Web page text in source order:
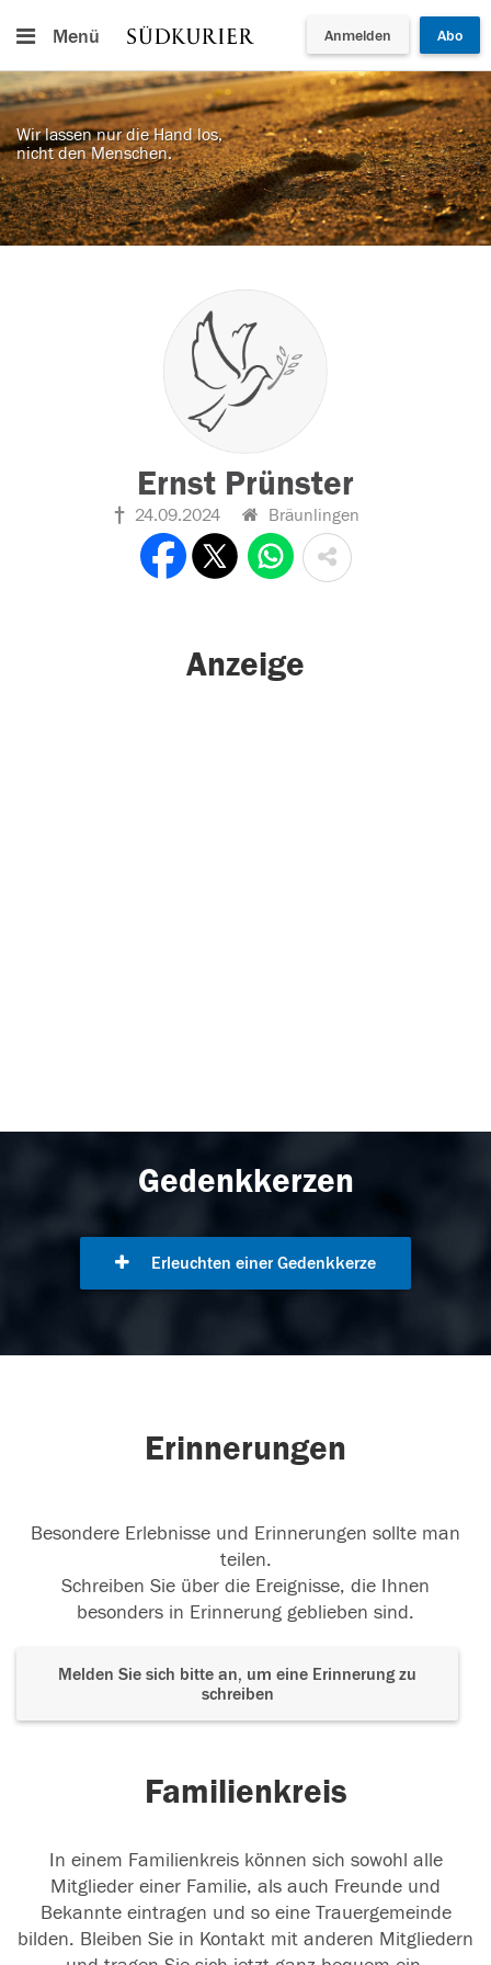
Menü Anmelden Abo
Wir lassen nur die Hand los,
nicht den Menschen.
Ernst Prünster
24.09.2024 Bräunlingen
Anzeige
Gedenkkerzen
Erleuchten einer Gedenkkerze
Erinnerungen
Besondere Erlebnisse und Erinnerungen sollte man
teilen.
Schreiben Sie über die Ereignisse, die Ihnen
besonders in Erinnerung geblieben sind.
Melden Sie sich bitte an, um eine Erinnerung zu
schreiben
Familienkreis
In einem Familienkreis können sich sowohl alle
Mitglieder einer Familie, als auch Freunde und
Bekannte eintragen und so eine Trauergemeinde
bilden. Bleiben Sie in Kontakt mit anderen Mitgliedern